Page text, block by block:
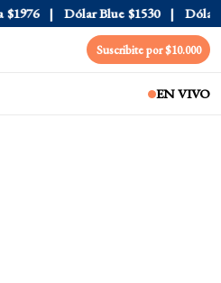
Dólar Blue $1530 Dólar
Suscribite por $10.000
EN VIVO